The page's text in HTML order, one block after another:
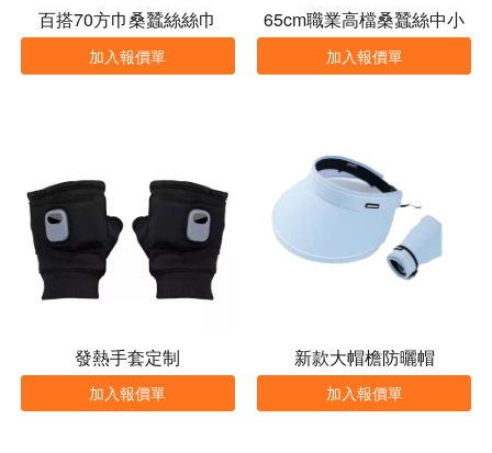
百搭70方巾桑蠶絲絲巾
加入報價單
65cm職業高檔桑蠶絲中小
方巾
加入報價單
發熱手套定制
加入報價單
新款大帽檐防曬帽
加入報價單